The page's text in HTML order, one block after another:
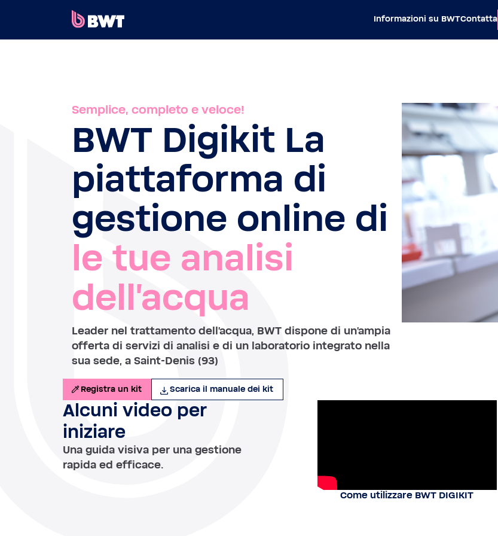
Informazioni su BWTContatta
REGISTRA UN KIT SENZA ACCOUNT
INFORMAZIONI SU BWT
Semplice, completo e veloce!
BWT Digikit La
piattaforma di
gestione online di
le tue analisi
dell'acqua
Leader nel trattamento dell'acqua, BWT dispone di un'ampia
offerta di servizi di analisi e di un laboratorio integrato nella
sua sede, a Saint-Denis (93)
Registra un kit Scarica il manuale dei kit
Alcuni video per
iniziare
Una guida visiva per una gestione
rapida ed efficace.
Come utilizzare BWT DIGIKIT